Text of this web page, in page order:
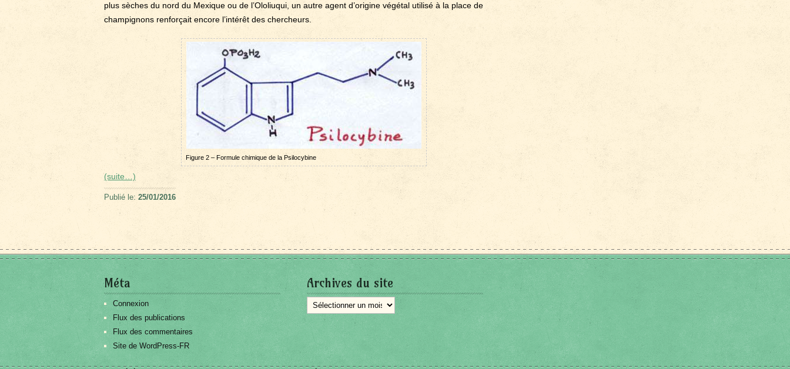
plus sèches du nord du Mexique ou de l’Ololiuqui, un autre agent d’origine végétal utilisé à la place de
champignons renforçait encore l’intérêt des chercheurs.
Figure 2 – Formule chimique de la Psilocybine
(suite…)
Publié le: 25/01/2016
Méta
Connexion
Flux des publications
Flux des commentaires
Site de WordPress-FR
Archives du site
Archives
du